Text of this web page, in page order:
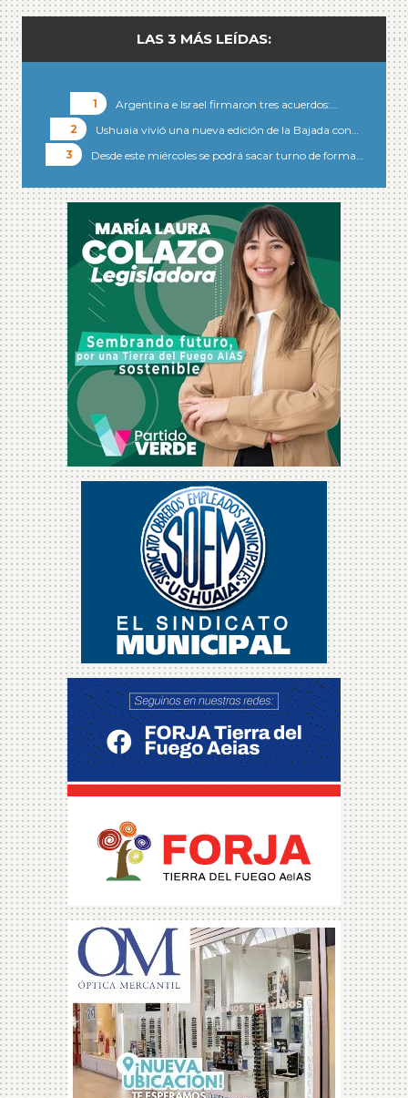
LAS 3 MÁS LEÍDAS:
Argentina e Israel firmaron tres acuerdos:…
Ushuaia vivió una nueva edición de la Bajada con…
Desde este miércoles se podrá sacar turno de forma…